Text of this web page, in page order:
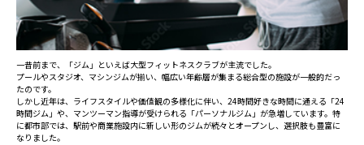
一昔前まで、「ジム」といえば大型フィットネスクラブが主流でした。
プールやスタジオ、マシンジムが揃い、幅広い年齢層が集まる総合型の施設が一般的だっ
たのです。
しかし近年は、ライフスタイルや価値観の多様化に伴い、24時間好きな時間に通える「24
時間ジム」や、マンツーマン指導が受けられる「パーソナルジム」が急増しています。特
に都市部では、駅前や商業施設内に新しい形のジムが続々とオープンし、選択肢も豊富に
なりました。